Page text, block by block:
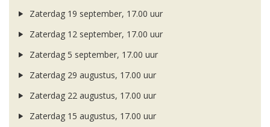
Zaterdag 19 september, 17.00 uur
Zaterdag 12 september, 17.00 uur
Zaterdag 5 september, 17.00 uur
Zaterdag 29 augustus, 17.00 uur
Zaterdag 22 augustus, 17.00 uur
Zaterdag 15 augustus, 17.00 uur